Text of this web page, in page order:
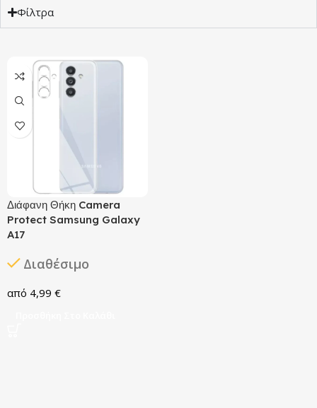
Φίλτρα
Διάφανη Θήκη Camera
Protect Samsung Galaxy
A17
Διαθέσιμο
4,99 €